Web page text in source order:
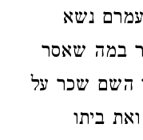
נשא
במה שאסר
השם שכר על
ביתו